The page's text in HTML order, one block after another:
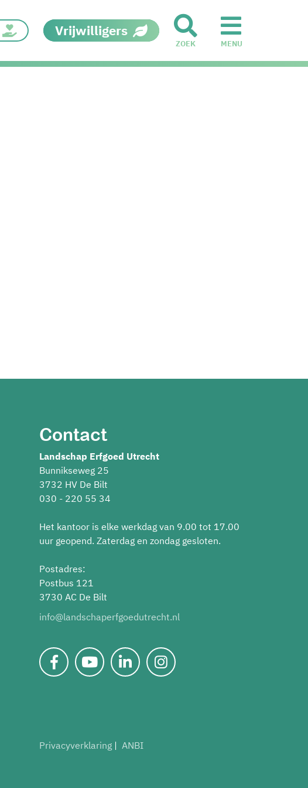
Vrijwilligers
ZOEK MENU
Contact
Landschap Erfgoed Utrecht
Bunnikseweg 25
3732 HV De Bilt
030 - 220 55 34
Het kantoor is elke werkdag van 9.00 tot 17.00
uur geopend. Zaterdag en zondag gesloten.
Postadres:
Postbus 121
3730 AC De Bilt
info@landschaperfgoedutrecht.nl
Privacyverklaring ANBI